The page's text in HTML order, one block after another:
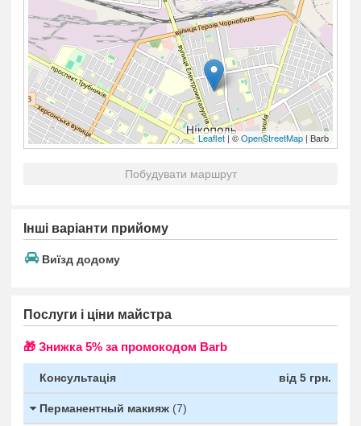
Leaflet| ©OpenStreetMap | Barb
Побудувати маршрут
Інші варіанти прийому
Виїзд додому
Послуги і ціни майстра
🎁 Знижка 5% за промокодом Barb
Консультація від 5 грн.
Перманентный макияж (7)